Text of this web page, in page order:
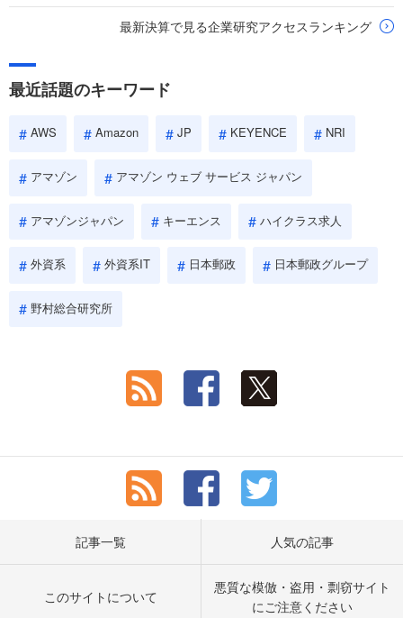
最新決算で見る企業研究アクセスランキング
最近話題のキーワード
AWS Amazon JP KEYENCE NRI
アマゾン アマゾン ウェブ サービス ジャパン
アマゾンジャパン キーエンス ハイクラス求人
外資系 外資系IT 日本郵政 日本郵政グループ
野村総合研究所
記事一覧 人気の記事
このサイトについて
悪質な模倣・盗用・剽窃サイト
にご注意ください